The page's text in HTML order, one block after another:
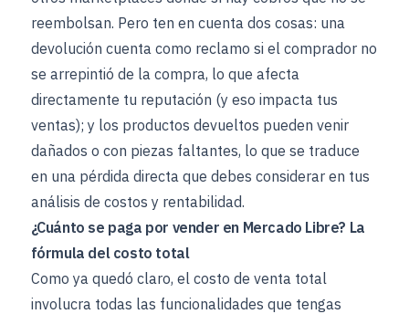
reembolsan. Pero ten en cuenta dos cosas: una
devolución cuenta como reclamo si el comprador no
se arrepintió de la compra, lo que afecta
directamente tu reputación (y eso impacta tus
ventas); y los productos devueltos pueden venir
dañados o con piezas faltantes, lo que se traduce
en una pérdida directa que debes considerar en tus
análisis de costos y rentabilidad.
¿Cuánto se paga por vender en Mercado Libre? La
fórmula del costo total
Como ya quedó claro, el costo de venta total
involucra todas las funcionalidades que tengas